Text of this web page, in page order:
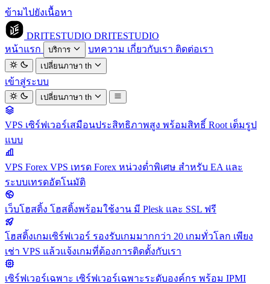
ข้ามไปยังเนื้อหา
DRITESTUDIO DRITESTUDIO
หน้าแรก
บริการ บทความ เกี่ยวกับเรา ติดต่อเรา
เปลี่ยนภาษาth
เข้าสู่ระบบ
เปลี่ยนภาษาth
VPS เซิร์ฟเวอร์เสมือนประสิทธิภาพสูง พร้อมสิทธิ์ Root เต็มรูป
แบบ
VPS Forex VPS เทรด Forex หน่วงต่ำพิเศษ สำหรับ EA และ
ระบบเทรดอัตโนมัติ
เว็บโฮสติ้ง โฮสติ้งพร้อมใช้งาน มี Plesk และ SSL ฟรี
โฮสติ้งเกมเซิร์ฟเวอร์ รองรับเกมมากกว่า 20 เกมทั่วโลก เพียง
เช่า VPS แล้วแจ้งเกมที่ต้องการติดตั้งกับเรา
เซิร์ฟเวอร์เฉพาะ เซิร์ฟเวอร์เฉพาะระดับองค์กร พร้อม IPMI